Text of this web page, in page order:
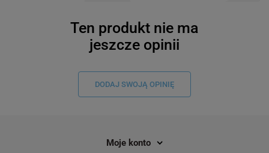
Ten produkt nie ma
jeszcze opinii
DODAJ SWOJĄ OPINIĘ
Moje konto